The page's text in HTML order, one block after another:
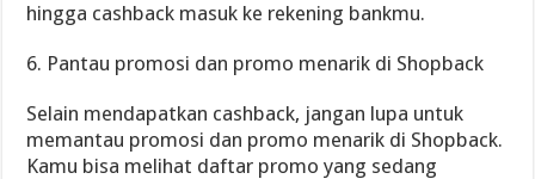
hingga cashback masuk ke rekening bankmu.
6. Pantau promosi dan promo menarik di Shopback
Selain mendapatkan cashback, jangan lupa untuk
memantau promosi dan promo menarik di Shopback.
Kamu bisa melihat daftar promo yang sedang